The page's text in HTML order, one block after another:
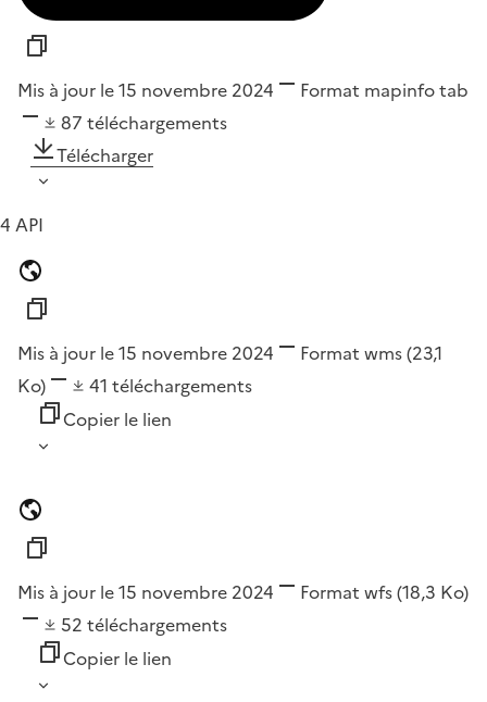
Mis à jour le 15 novembre 2024 Format mapinfo tab
87 téléchargements
Télécharger
4 API
Mis à jour le 15 novembre 2024 Format wms(23,1
Ko)
41 téléchargements
Copier le lien
Mis à jour le 15 novembre 2024 Format wfs(18,3 Ko)
52 téléchargements
Copier le lien